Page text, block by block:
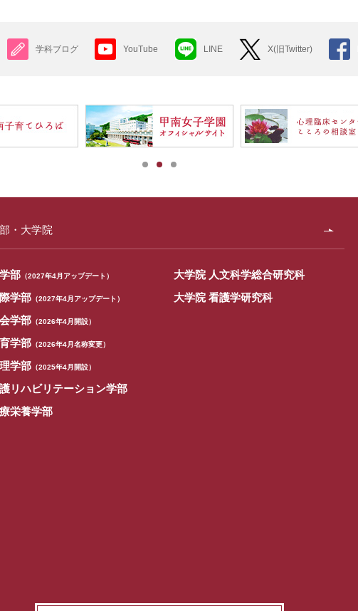
学科ブログ YouTube LINE X(旧Twitter)
・大学院
部 （2027年4月アップデート）
学部 （2027年4月アップデート）
学部 （2026年4月開設）
学部 （2026年4月名称変更）
学部 （2025年4月開設）
リハビリテーション学部
栄養学部
大学院 人文科学総合研究科
大学院 看護学研究科